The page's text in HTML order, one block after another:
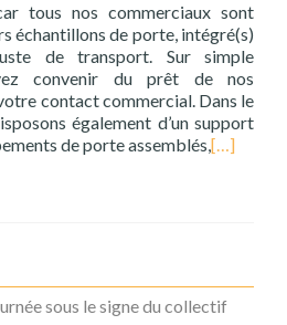
tous nos commerciaux sont
échantillons de porte, intégré(s)
de transport. Sur simple
convenir du prêt de nos
contact commercial. Dans le
également d’un support
de porte assemblés,[…]
sous le signe du collectif